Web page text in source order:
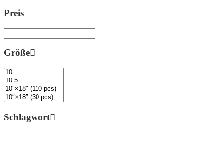
Preis
Größe
Schlagwort